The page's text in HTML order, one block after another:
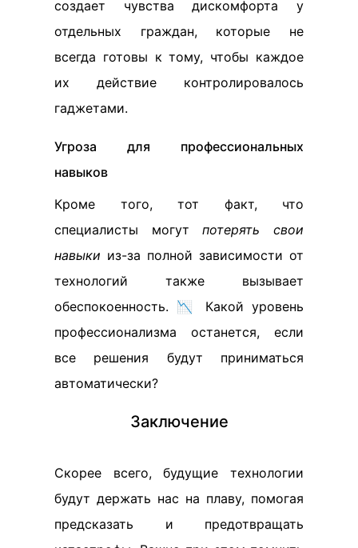
создает чувства дискомфорта у
отдельных граждан, которые не
всегда готовы к тому, чтобы каждое
их действие контролировалось
гаджетами.
Угроза для профессиональных
навыков
Кроме того, тот факт, что
специалисты могутпотерять свои
навыки из-за полной зависимости от
технологий также вызывает
обеспокоенность. 📉 Какой уровень
профессионализма останется, если
все решения будут приниматься
автоматически?
Заключение
Скорее всего, будущие технологии
будут держать нас на плаву, помогая
предсказать и предотвращать